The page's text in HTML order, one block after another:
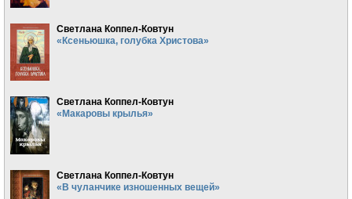
Светлана Коппел-Ковтун
«Ксеньюшка, голубка Христова»
Светлана Коппел-Ковтун
«Макаровы крылья»
Светлана Коппел-Ковтун
«В чуланчике изношенных вещей»